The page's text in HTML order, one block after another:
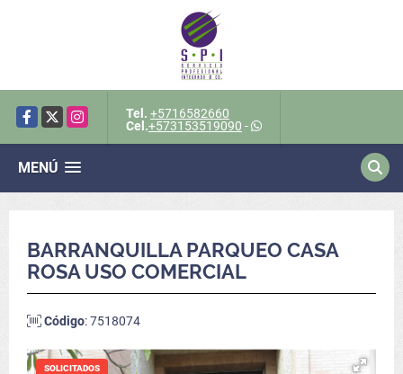
Facebook
X Instagram Tel. +5716582660
Cel.+573153519090 -
MENÚ
BARRANQUILLA PARQUEO CASA
ROSA USO COMERCIAL
Código: 7518074
SOLICITADOS